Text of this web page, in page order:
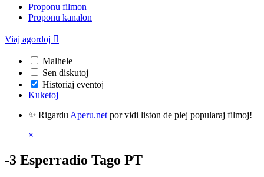
Proponu filmon
Proponu kanalon
Viaj agordoj 
Malhele
Sen diskutoj
Historiaj eventoj
Kuketoj
✨ Rigardu Aperu.net por vidi liston de plej popularaj filmoj!
×
-3 Esperradio Tago PT